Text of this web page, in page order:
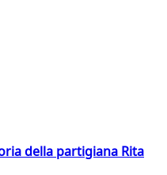
della partigiana Rita